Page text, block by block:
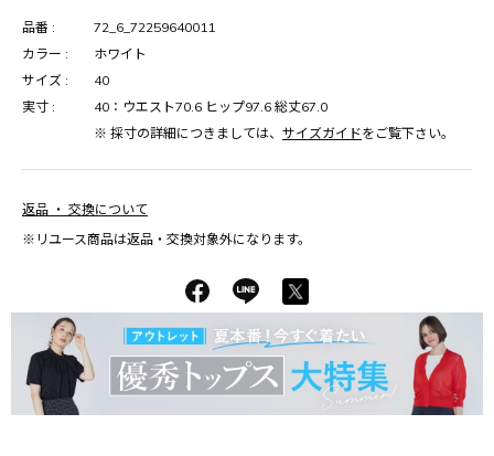
品番 :
72_6_72259640011
カラー :
ホワイト
サイズ :
40
実寸 :
40：ウエスト70.6 ヒップ97.6 総丈67.0
※ 採寸の詳細につきましては、 サイズガイドをご覧下さい。
返品 ・ 交換について
※リユース商品は返品・交換対象外になります。